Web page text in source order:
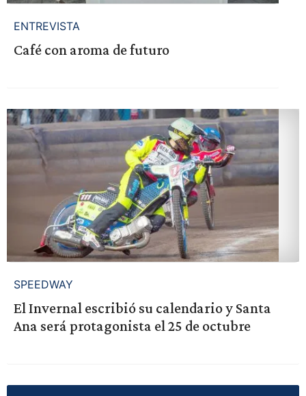
ENTREVISTA
Café con aroma de futuro
SPEEDWAY
El Invernal escribió su calendario y Santa
Ana será protagonista el 25 de octubre